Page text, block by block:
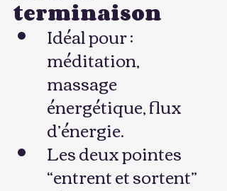
terminaison
Idéal pour :
méditation,
massage
énergétique, flux
d’énergie.
Les deux pointes
“entrent et sortent”